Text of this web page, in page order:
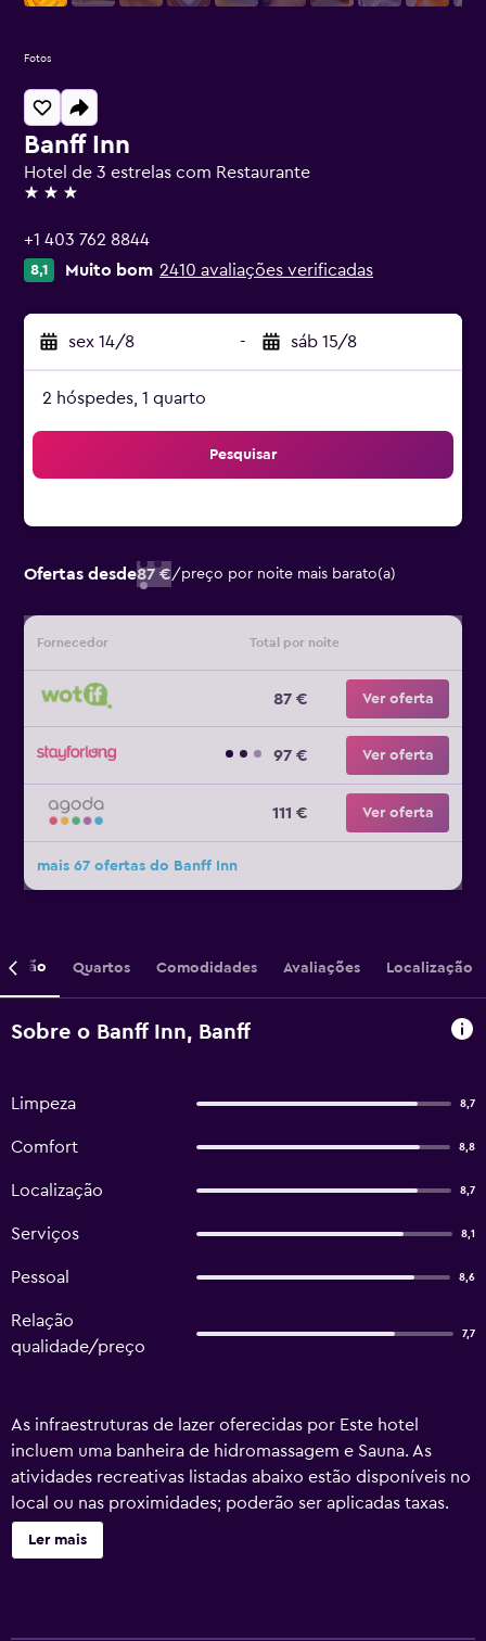
Banff Inn
Hotel de 3 estrelas com Restaurante
3 estrelas
+1 403 762 8844
8,1 Muito bom 2410 avaliações verificadas
sex 14/8 - sáb 15/8
2 hóspedes, 1 quarto
Pesquisar
Ofertas desde87 €/preço por noite mais barato(a)
Fornecedor Total por noite
87 € Ver oferta
97 € Ver oferta
111 € Ver oferta
mais 67 ofertas do Banff Inn
Fotos
Quartos Comodidades Avaliações Localização
Sobre o Banff Inn, Banff
Limpeza 8,7
Comfort 8,8
Localização 8,7
Serviços 8,1
Pessoal 8,6
Relação
qualidade/preço
7,7
As infraestruturas de lazer oferecidas por Este hotel
incluem uma banheira de hidromassagem e Sauna. As
atividades recreativas listadas abaixo estão disponíveis no
local ou nas proximidades; poderão ser aplicadas taxas.
Ler mais